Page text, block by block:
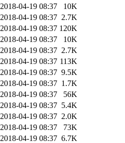
2018-04-19 08:37
10K
2018-04-19 08:37 2.7K
2018-04-19 08:37 120K
2018-04-19 08:37
10K
2018-04-19 08:37 2.7K
2018-04-19 08:37 113K
2018-04-19 08:37 9.5K
2018-04-19 08:37 1.7K
2018-04-19 08:37
56K
2018-04-19 08:37 5.4K
2018-04-19 08:37 2.0K
2018-04-19 08:37
73K
2018-04-19 08:37 6.7K